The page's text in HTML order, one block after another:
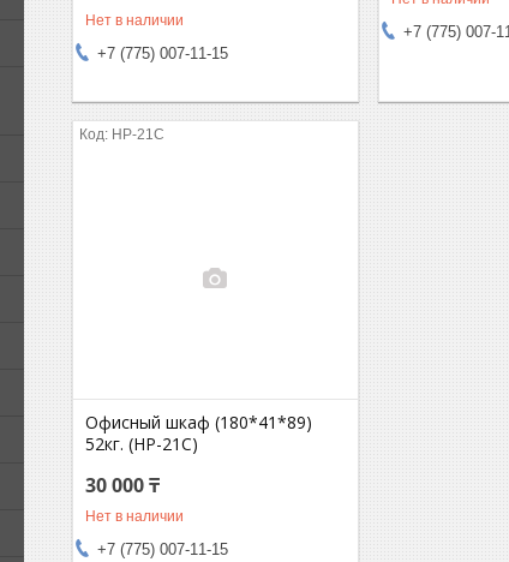
Нет в наличии
+7 (775) 007-11-15
+7 (775) 007-
HP-21C
Офисный шкаф (180*41*89)
52кг. (HP-21C)
30 000 ₸
Нет в наличии
+7 (775) 007-11-15